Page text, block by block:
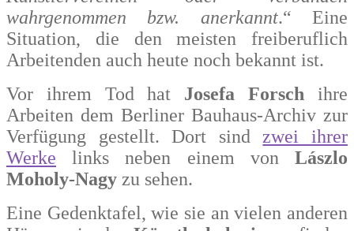
wahrgenommen bzw. anerkannt.“ Eine
Situation, die den meisten freiberuflich
Arbeitenden auch heute noch bekannt ist.
Vor ihrem Tod hat Josefa Forsch ihre
Arbeiten dem Berliner Bauhaus-Archiv zur
Verfügung gestellt. Dort sind zwei ihrer
Werke links neben einem von Lászlo
Moholy-Nagy zu sehen.
Eine Gedenktafel, wie sie an vielen anderen